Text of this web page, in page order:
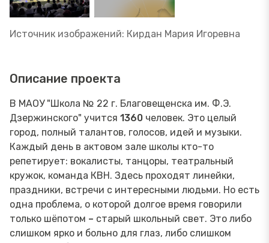
Источник изображений: Кирдан Мария Игоревна
Описание проекта
В МАОУ "Школа № 22 г. Благовещенска им. Ф.Э.
Дзержинского" учится 1360 человек. Это целый
город, полный талантов, голосов, идей и музыки.
Каждый день в актовом зале школы кто-то
репетирует: вокалисты, танцоры, театральный
кружок, команда КВН. Здесь проходят линейки,
праздники, встречи с интересными людьми. Но есть
одна проблема, о которой долгое время говорили
только шёпотом – старый школьный свет. Это либо
слишком ярко и больно для глаз, либо слишком